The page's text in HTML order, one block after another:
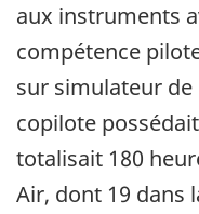
aux instruments
compétence
sur simulateur de
copilote
totalisait 180
Air, dont 19 dans